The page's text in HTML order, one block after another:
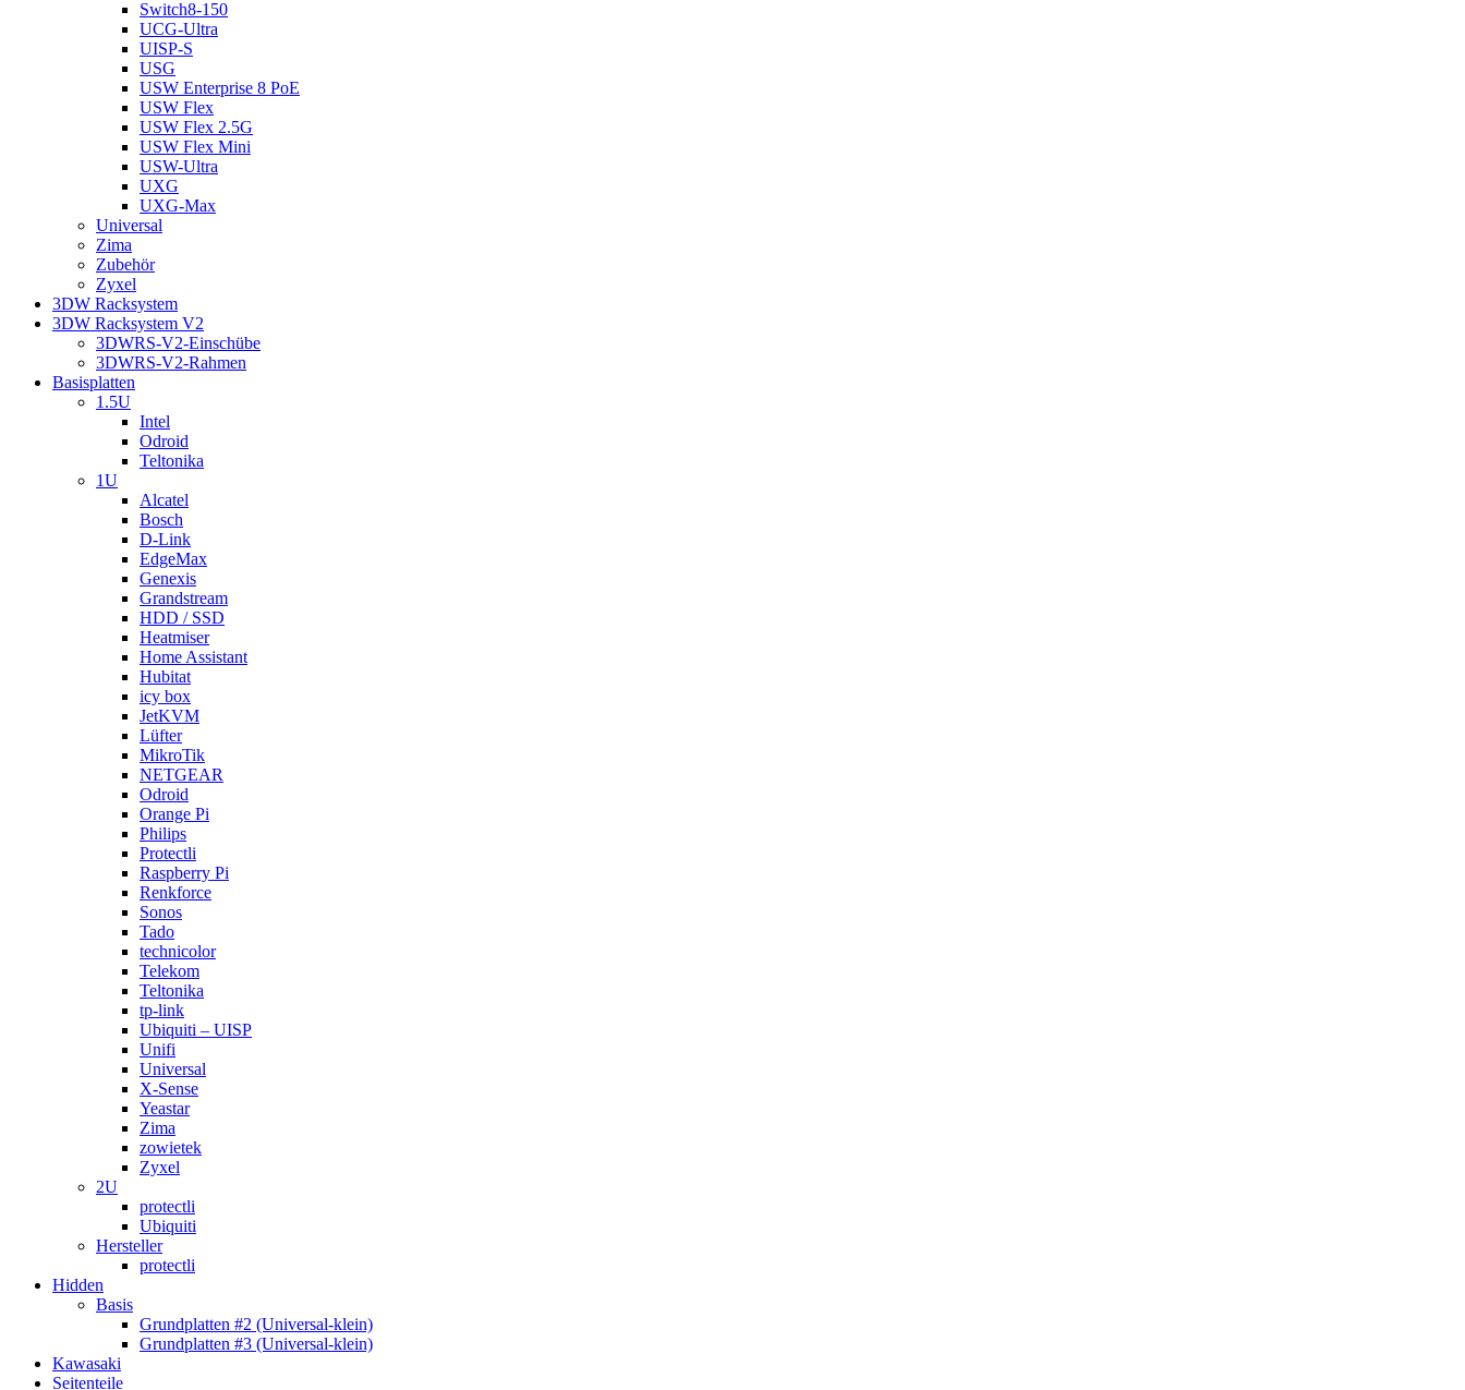
Switch8-150
UCG-Ultra
UISP-S
USG
USW Enterprise 8 PoE
USW Flex
USW Flex 2.5G
USW Flex Mini
USW-Ultra
UXG
UXG-Max
Universal
Zima
Zubehör
Zyxel
3DW Racksystem
3DW Racksystem V2
3DWRS-V2-Einschübe
3DWRS-V2-Rahmen
Basisplatten
1.5U
Intel
Odroid
Teltonika
1U
Alcatel
Bosch
D-Link
EdgeMax
Genexis
Grandstream
HDD / SSD
Heatmiser
Home Assistant
Hubitat
icy box
JetKVM
Lüfter
MikroTik
NETGEAR
Odroid
Orange Pi
Philips
Protectli
Raspberry Pi
Renkforce
Sonos
Tado
technicolor
Telekom
Teltonika
tp-link
Ubiquiti – UISP
Unifi
Universal
X-Sense
Yeastar
Zima
zowietek
Zyxel
2U
protectli
Ubiquiti
Hersteller
protectli
Hidden
Basis
Grundplatten #2 (Universal-klein)
Grundplatten #3 (Universal-klein)
Kawasaki
Seitenteile